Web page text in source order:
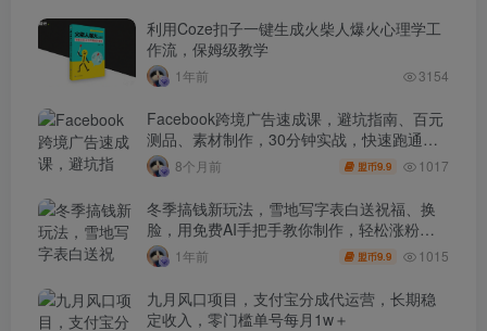
利用Coze扣子一键生成火柴人爆火心理学工
作流，保姆级教学
1年前 3154
Facebook跨境广告速成课，避坑指南、百元
测品、素材制作，30分钟实战，快速跑通首
单出单8个月前 盟币9.9 1017
冬季搞钱新玩法，雪地写字表白送祝福、换
脸，用免费AI手把手教你制作，轻松涨粉
3.5w，接单到手软
1年前 盟币9.9 1015
九月风口项目，支付宝分成代运营，长期稳
定收入，零门槛单号每月1w＋